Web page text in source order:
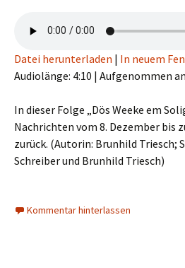
Datei herunterladen | In neuem
Audiolänge: 4:10 | Aufgenommen
In dieser Folge „Dös Weeke em
Nachrichten vom 8. Dezember bis
zurück. (Autorin: Brunhild Triesch;
Schreiber und Brunhild Triesch)
Kommentar hinterlassen